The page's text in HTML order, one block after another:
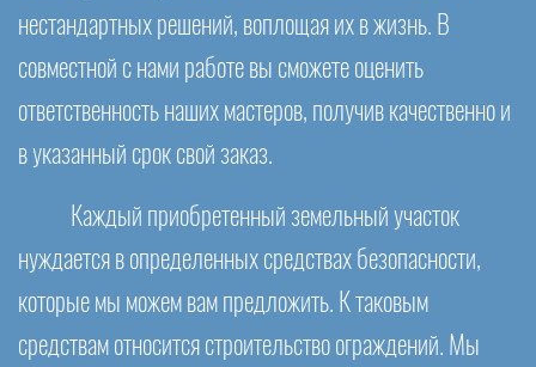
нестандартных решений, воплощая их в жизнь. В
совместной с нами работе вы сможете оценить
ответственность наших мастеров, получив качественно и
в указанный срок свой заказ.
Каждый приобретенный земельный участок
нуждается в определенных средствах безопасности,
которые мы можем вам предложить. К таковым
средствам относится строительство ограждений. Мы